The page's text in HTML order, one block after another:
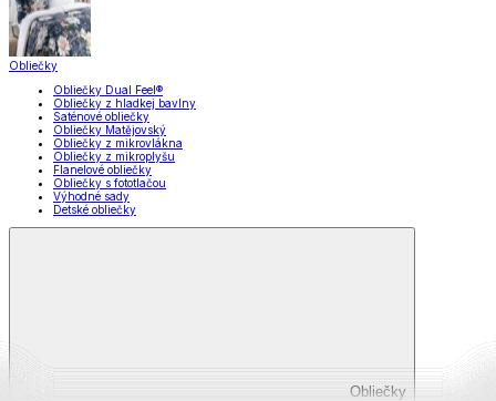
Obliečky
Obliečky Dual Feel®
Obliečky z hladkej bavlny
Saténové obliečky
Obliečky Matějovský
Obliečky z mikrovlákna
Obliečky z mikroplyšu
Flanelové obliečky
Obliečky s fototlačou
Výhodné sady
Detské obliečky
Obliečky